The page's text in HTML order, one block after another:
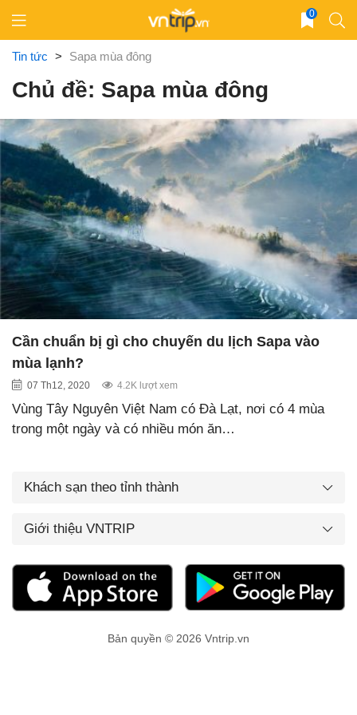
content
0
Tin tức > Sapa mùa đông
Chủ đề: Sapa mùa đông
Cần chuẩn bị gì cho chuyến du lịch Sapa vào
mùa lạnh?
07 Th12, 2020 4.2K lượt xem
Vùng Tây Nguyên Việt Nam có Đà Lạt, nơi có 4 mùa
trong một ngày và có nhiều món ăn…
Khách sạn theo tỉnh thành
Giới thiệu VNTRIP
Bản quyền © 2026 Vntrip.vn